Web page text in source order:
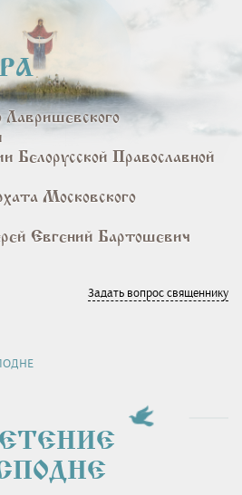
Лавришевского
Белорусской Православной
Московского
Евгений Бартошевич
Задать вопрос священнику